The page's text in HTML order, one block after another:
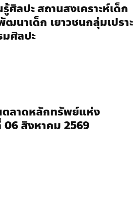
ศิลปะ สถานสงเคราะห์เด็ก
นาเด็ก เยาวชนกลุ่มเปราะ
มศิลปะ
ตลาดหลักทรัพย์แห่ง
06 สิงหาคม 2569